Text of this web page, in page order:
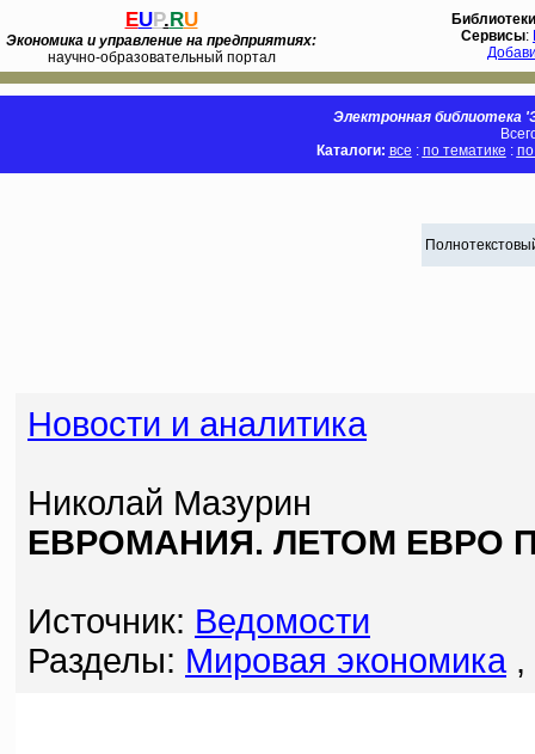
EUP.RU
Экономика и управление на предприятиях:
научно-образовательный портал
Библиотеки
Сервисы:
Электронная библиотека
Каталоги: все : по тематике :
Новости и аналитика
Николай Мазурин
ЕВРОМАНИЯ. ЛЕТОМ ЕВРО
Источник: Ведомости
Разделы: Мировая экономика,